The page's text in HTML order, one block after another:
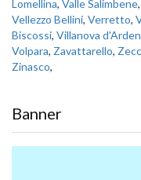
Lomellina, Valle Salimbene,
Vellezzo Bellini, Verretto,
Biscossi, Villanova
Volpara, Zavattarello,
Zinasco,
Banner